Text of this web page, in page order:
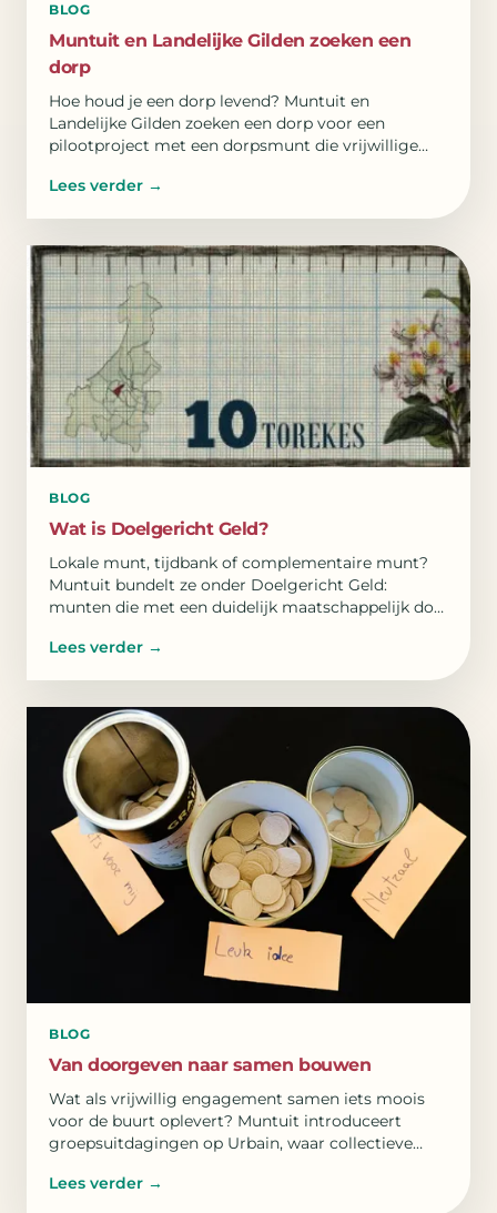
BLOG
Muntuit en Landelijke Gilden zoeken een
dorp
Hoe houd je een dorp levend? Muntuit en
Landelijke Gilden zoeken een dorp voor een
pilootproject met een dorpsmunt die vrijwillige
Lees verder →
BLOG
Wat is Doelgericht Geld?
Lokale munt, tijdbank of complementaire munt?
Muntuit bundelt ze onder Doelgericht Geld:
munten die met een duidelijk maatschappelijk doel
Lees verder →
BLOG
Van doorgeven naar samen bouwen
Wat als vrijwillig engagement samen iets moois
voor de buurt oplevert? Muntuit introduceert
groepsuitdagingen op Urbain, waar collectieve
Lees verder →